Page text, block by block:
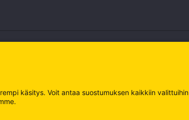
käsitys. Voit antaa suostumuksen kaikkiin valittuihin